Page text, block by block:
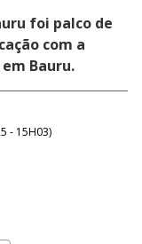
foi palco de
com a
em Bauru.
- 15H03)